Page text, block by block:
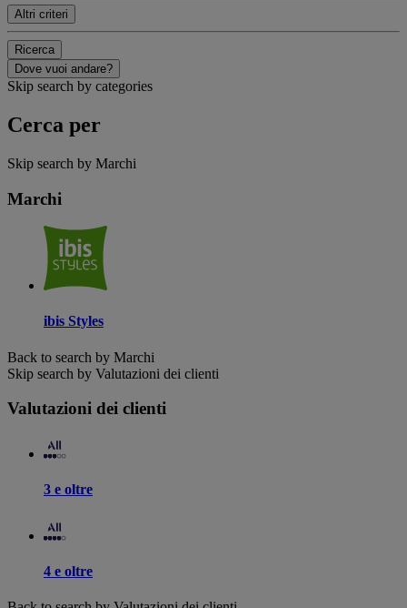
Altri criteri
Ricerca
Dove vuoi andare?
Skip search by categories
Cerca per
Skip search by Marchi
Marchi
ibis Styles
Back to search by Marchi
Skip search by Valutazioni dei clienti
Valutazioni dei clienti
3 e oltre
4 e oltre